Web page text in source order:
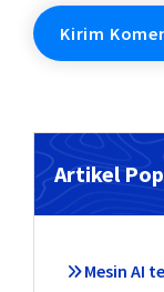
Artikel
Mesin AI